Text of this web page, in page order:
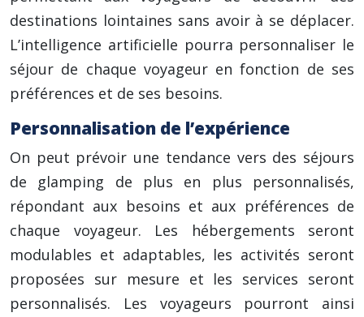
destinations lointaines sans avoir à se déplacer.
L’intelligence artificielle pourra personnaliser le
séjour de chaque voyageur en fonction de ses
préférences et de ses besoins.
Personnalisation de l’expérience
On peut prévoir une tendance vers des séjours
de glamping de plus en plus personnalisés,
répondant aux besoins et aux préférences de
chaque voyageur. Les hébergements seront
modulables et adaptables, les activités seront
proposées sur mesure et les services seront
personnalisés. Les voyageurs pourront ainsi